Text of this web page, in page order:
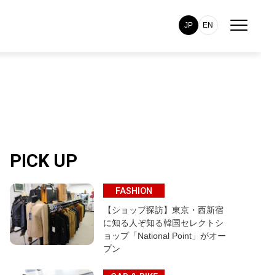
JP EN
PICK UP
FASHION
【ショップ探訪】東京・西新宿
に知る人ぞ知る韓国セレクトシ
ョップ「National Point」がオー
プン